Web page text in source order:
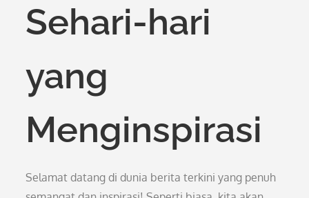
Sehari-hari
yang
Menginspirasi
Selamat datang di dunia berita terkini yang penuh